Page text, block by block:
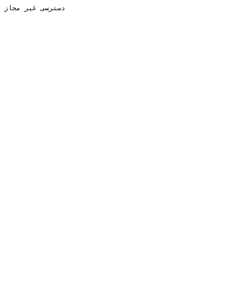
دسترسی غیر مجاز